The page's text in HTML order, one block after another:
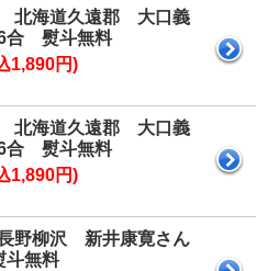
北海道久遠郡 大口義
合 熨斗無料
1,890円)
北海道久遠郡 大口義
合 熨斗無料
1,890円)
野柳沢 新井康寛さん
無料